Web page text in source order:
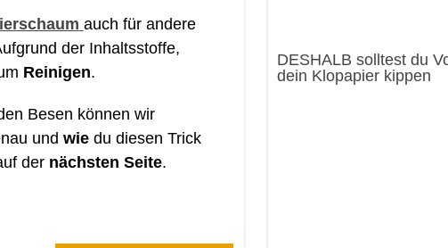
auch für andere
der Inhaltsstoffe,
Reinigen.
Besen können wir
und wiedu diesen Trick
der nächsten Seite.
DESHALB solltest du
dein Klopapier kippen